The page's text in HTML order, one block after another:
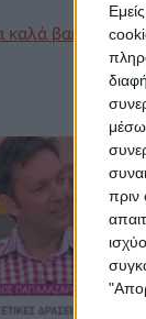
μέσω
πριν